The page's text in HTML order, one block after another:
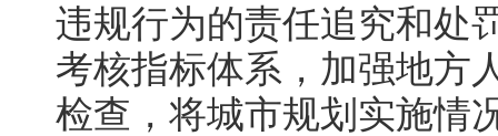
违规行为的责任追究和处
考核指标体系，加强地方
检查，将城市规划实施情